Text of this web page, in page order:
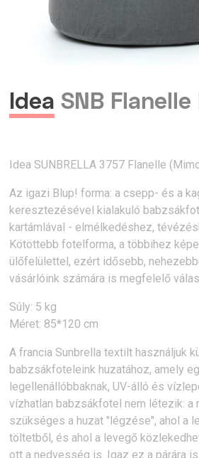
Idea SNB Flanelle
Idea SUNBRELLA 3757 Flanelle
Az igazi Blup! forma: a csepp- és a
keresztezésével kialakuló
kartámlával - elmélkedéshez,
Kötöttebb fotelforma, a többihez
ülőfelülettel, ezért idősebb,
vásárlóink számára is megfelelő
Súly: 5 kg
Méret: 85*120 cm
A francia Sunbrella textilt használjuk
babzsákfoteleink huzatához, amely
legellenállóbbaknak, UV-álló és
vízhatlan babzsákfotel nem létezik: a
szükséges a huzat "légzése", ahol a
töltetből, és ahol a levegő
ott a nedvesség is. Igaz ez a párára